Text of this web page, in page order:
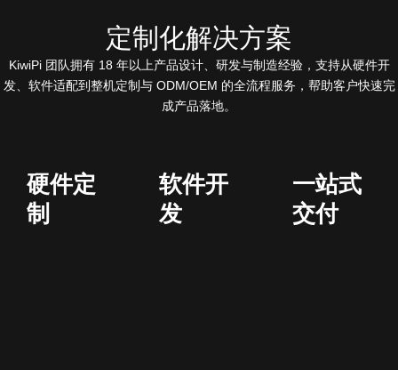
定制化解决方案
KiwiPi 团队拥有 18 年以上产品设计、研发与制造经验，支持从硬件开
发、软件适配到整机定制与 ODM/OEM 的全流程服务，帮助客户快速完
成产品落地。
硬件定
制
软件开
发
一站式
交付